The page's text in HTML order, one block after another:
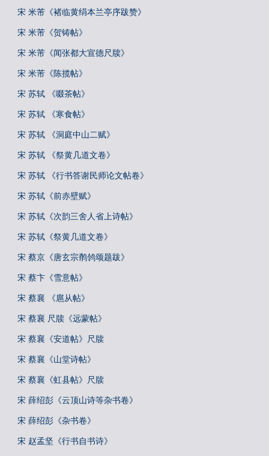
宋 米芾《褚临黄绢本兰亭序跋赞》
宋 米芾《贺铸帖》
宋 米芾《闻张都大宣德尺牍》
宋 米芾《陈揽帖》
宋 苏轼 《啜茶帖》
宋 苏轼 《寒食帖》
宋 苏轼 《洞庭中山二赋》
宋 苏轼 《祭黄几道文卷》
宋 苏轼 《行书答谢民师论文帖卷》
宋 苏轼《前赤壁赋》
宋 苏轼《次韵三舍人省上诗帖》
宋 苏轼《祭黄几道文卷》
宋 蔡京《唐玄宗鹡鸰颂题跋》
宋 蔡卞《雪意帖》
宋 蔡襄 《扈从帖》
宋 蔡襄 尺牍《远蒙帖》
宋 蔡襄《安道帖》尺牍
宋 蔡襄《山堂诗帖》
宋 蔡襄《虹县帖》尺牍
宋 薛绍彭《云顶山诗等杂书卷》
宋 薛绍彭《杂书卷》
宋 赵孟坚《行书自书诗》